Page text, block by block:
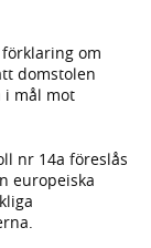
om
domstolen
i mål mot
nr 14a föreslås
europeiska